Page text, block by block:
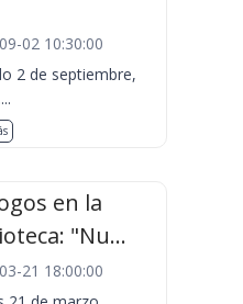
02 10:30:00
2 de septiembre,
en la
"Nu...
21 18:00:00